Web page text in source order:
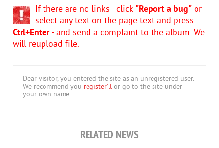
If there are no links - click "Report a bug" or
select any text on the page text and press
Ctrl+Enter- and send a complaint to the album. We
will reupload file.
Dear visitor, you entered the site as an unregistered user.
We recommend you register'll or go to the site under
your own name.
RELATED NEWS